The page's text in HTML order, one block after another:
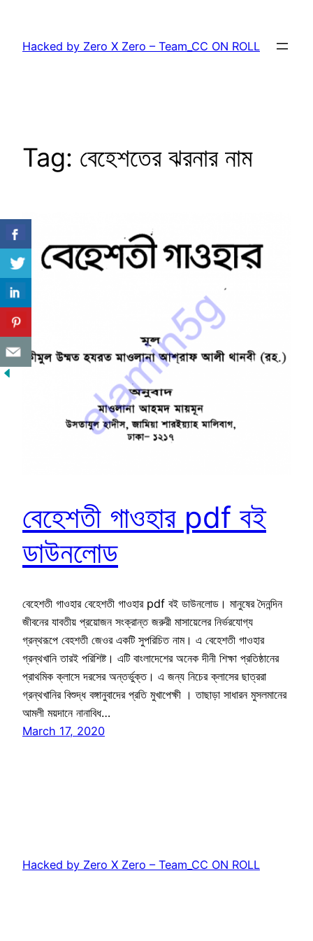
content
Hacked by Zero X Zero – Team_CC ON ROLL
Tag: বেহেশতের ঝরনার নাম
বেহেশতী গাওহার pdf বই
ডাউনলোড
বেহেশতী গাওহার বেহেশতী গাওহার pdf বই ডাউনলোড। মানুষের দৈনন্দিন
জীবনের যাবতীয় প্রয়োজন সংক্রান্ত জরুরী মাসায়েলের নির্ভরযোগ্য
গ্রন্থরূপে বেহশতী জেওর একটি সুপরিচিত নাম। এ বেহেশতী গাওহার
গ্রন্থখানি তারই পরিশিষ্ট। এটি বাংলাদেশের অনেক দীনী শিক্ষা প্রতিষ্ঠানের
প্রাথমিক ক্লাসে দরসের অন্তর্ভুক্ত। এ জন্য নিচের ক্লাসের ছাত্ররা
গ্রন্থখানির বিশুদ্ধ বঙ্গানুবাদের প্রতি মুখাপেক্ষী । তাছাড়া সাধারন মুসলমানের
আমলী ময়দানে নানাবিধ…
March 17, 2020
Hacked by Zero X Zero – Team_CC ON ROLL